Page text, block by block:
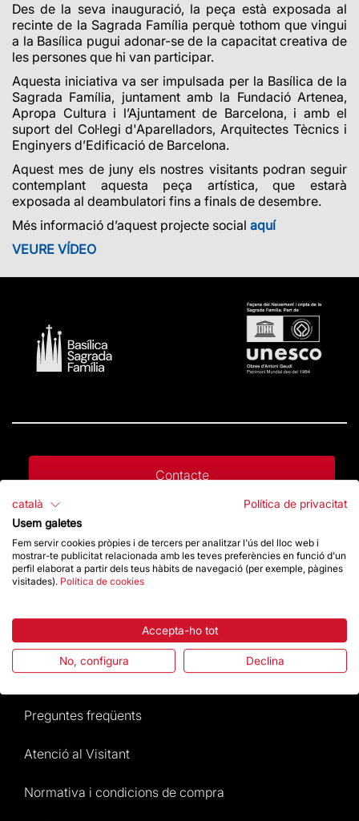
Des de la seva inauguració, la peça està exposada al
recinte de la Sagrada Família perquè tothom que vingui
a la Basílica pugui adonar-se de la capacitat creativa de
les persones que hi van participar.
Aquesta iniciativa va ser impulsada per la Basílica de la
Sagrada Família, juntament amb la Fundació Artenea,
Apropa Cultura i l’Ajuntament de Barcelona, i amb el
suport del Col·legi d'Aparelladors, Arquitectes Tècnics i
Enginyers d’Edificació de Barcelona.
Aquest mes de juny els nostres visitants podran seguir
contemplant aquesta peça artística, que estarà
exposada al deambulatori fins a finals de desembre.
Més informació d’aquest projecte social aquí
VEURE VÍDEO
Contacte
Destacats
La Fundació
Preguntes freqüents
Atenció al Visitant
Normativa i condicions de compra
català
Política de privacitat
Usem galetes
Fem servir cookies pròpies i de tercers per analitzar l'ús del lloc web i
mostrar-te publicitat relacionada amb les teves preferències en funció d'un
perfil elaborat a partir dels teus hàbits de navegació (per exemple, pàgines
visitades). Política de cookies
Accepta-ho tot
No, configura Declina